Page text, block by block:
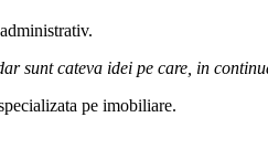
sunt cateva idei pe care, in
pe imobiliare.